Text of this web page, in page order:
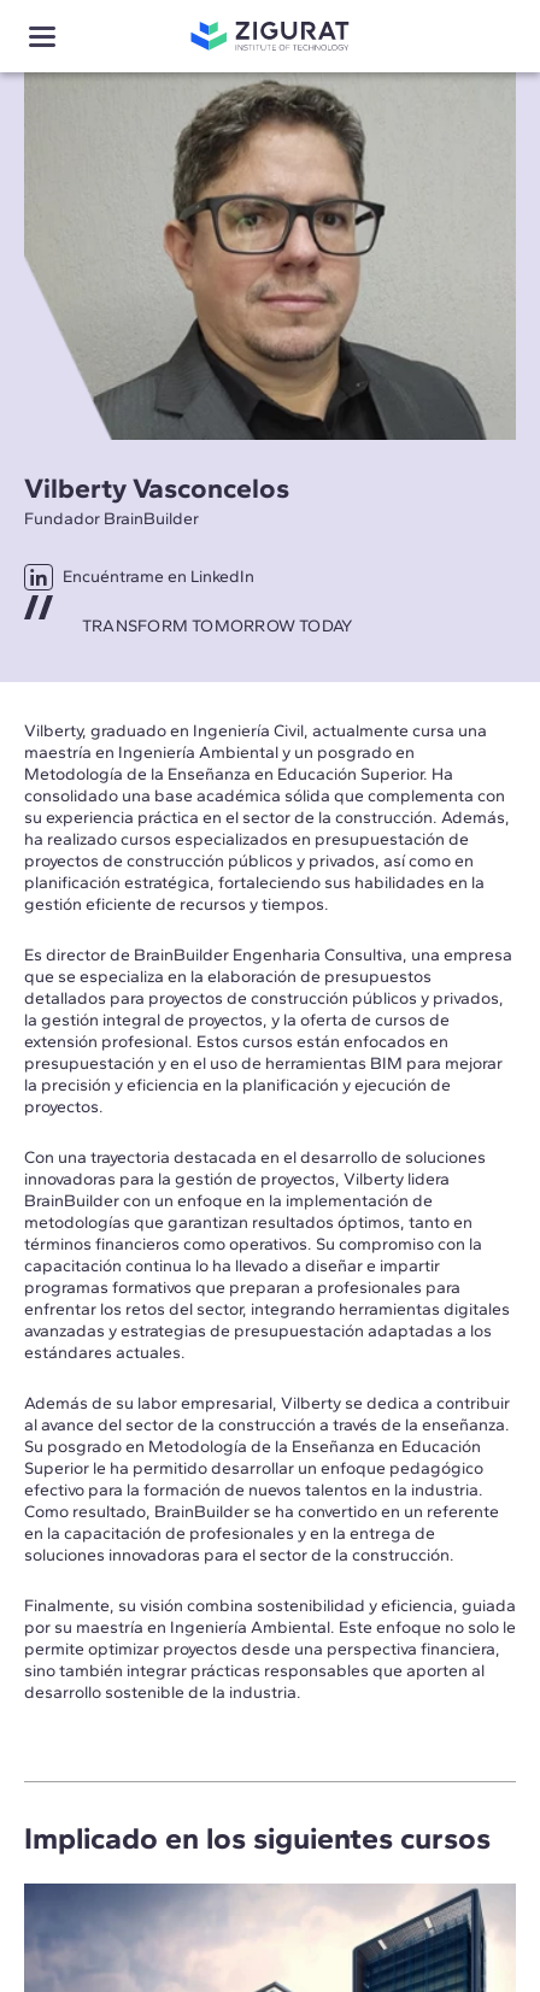
Vilberty Vasconcelos
Fundador BrainBuilder
Encuéntrame en LinkedIn
TRANSFORM TOMORROW TODAY
Vilberty, graduado en Ingeniería Civil, actualmente cursa una
maestría en Ingeniería Ambiental y un posgrado en
Metodología de la Enseñanza en Educación Superior. Ha
consolidado una base académica sólida que complementa con
su experiencia práctica en el sector de la construcción. Además,
ha realizado cursos especializados en presupuestación de
proyectos de construcción públicos y privados, así como en
planificación estratégica, fortaleciendo sus habilidades en la
gestión eficiente de recursos y tiempos.
Es director de BrainBuilder Engenharia Consultiva, una empresa
que se especializa en la elaboración de presupuestos
detallados para proyectos de construcción públicos y privados,
la gestión integral de proyectos, y la oferta de cursos de
extensión profesional. Estos cursos están enfocados en
presupuestación y en el uso de herramientas BIM para mejorar
la precisión y eficiencia en la planificación y ejecución de
proyectos.
Con una trayectoria destacada en el desarrollo de soluciones
innovadoras para la gestión de proyectos, Vilberty lidera
BrainBuilder con un enfoque en la implementación de
metodologías que garantizan resultados óptimos, tanto en
términos financieros como operativos. Su compromiso con la
capacitación continua lo ha llevado a diseñar e impartir
programas formativos que preparan a profesionales para
enfrentar los retos del sector, integrando herramientas digitales
avanzadas y estrategias de presupuestación adaptadas a los
estándares actuales.
Además de su labor empresarial, Vilberty se dedica a contribuir
al avance del sector de la construcción a través de la enseñanza.
Su posgrado en Metodología de la Enseñanza en Educación
Superior le ha permitido desarrollar un enfoque pedagógico
efectivo para la formación de nuevos talentos en la industria.
Como resultado, BrainBuilder se ha convertido en un referente
en la capacitación de profesionales y en la entrega de
soluciones innovadoras para el sector de la construcción.
Finalmente, su visión combina sostenibilidad y eficiencia, guiada
por su maestría en Ingeniería Ambiental. Este enfoque no solo le
permite optimizar proyectos desde una perspectiva financiera,
sino también integrar prácticas responsables que aporten al
desarrollo sostenible de la industria.
Implicado en los siguientes cursos